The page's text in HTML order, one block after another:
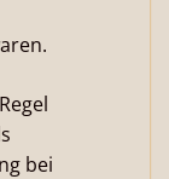
bei